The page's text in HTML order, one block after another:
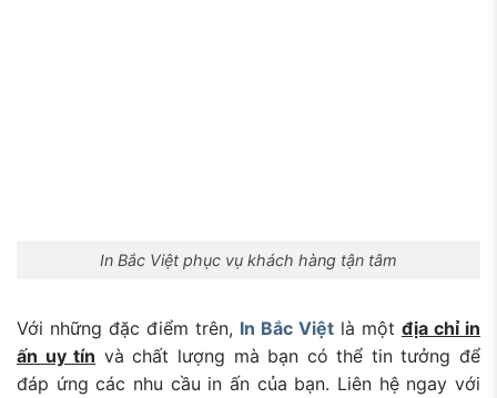
In Bắc Việt phục vụ khách hàng tận tâm
Với những đặc điểm trên, In Bắc Việt là một địa chỉ in
ấn uy tín và chất lượng mà bạn có thể tin tưởng để
đáp ứng các nhu cầu in ấn của bạn. Liên hệ ngay với